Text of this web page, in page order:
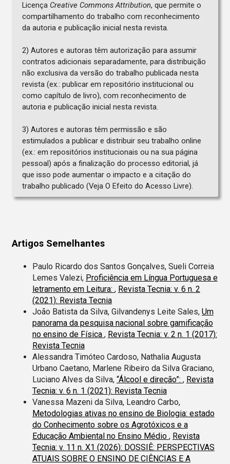
Licença Creative Commons Attribution, que permite o
compartilhamento do trabalho com reconhecimento
da autoria e publicação inicial nesta revista.
2) Autores e autoras têm autorização para assumir
contratos adicionais separadamente, para distribuição
não exclusiva da versão do trabalho publicada nesta
revista (ex.: publicar em repositório institucional ou
como capítulo de livro), com reconhecimento de
autoria e publicação inicial nesta revista.
3) Autores e autoras têm permissão e são
estimulados a publicar e distribuir seu trabalho online
(ex.: em repositórios institucionais ou na sua página
pessoal) após a finalização do processo editorial, já
que isso pode aumentar o impacto e a citação do
trabalho publicado (Veja O Efeito do Acesso Livre).
Artigos Semelhantes
Paulo Ricardo dos Santos Gonçalves, Sueli Correia
Lemes Valezi, Proficiência em Língua Portuguesa e
letramento em Leitura: , Revista Tecnia: v. 6 n. 2
(2021): Revista Tecnia
João Batista da Silva, Gilvandenys Leite Sales, Um
panorama da pesquisa nacional sobre gamificação
no ensino de Física , Revista Tecnia: v. 2 n. 1 (2017):
Revista Tecnia
Alessandra Timóteo Cardoso, Nathalia Augusta
Urbano Caetano, Marlene Ribeiro da Silva Graciano,
Luciano Alves da Silva, “Álcool e direção”: , Revista
Tecnia: v. 6 n. 1 (2021): Revista Tecnia
Vanessa Mazeni da Silva, Leandro Carbo,
Metodologias ativas no ensino de Biologia: estado
do Conhecimento sobre os Agrotóxicos e a
Educação Ambiental no Ensino Médio , Revista
Tecnia: v. 11 n. X1 (2026): DOSSIÊ: PERSPECTIVAS
ATUAIS SOBRE O ENSINO DE CIÊNCIAS E A